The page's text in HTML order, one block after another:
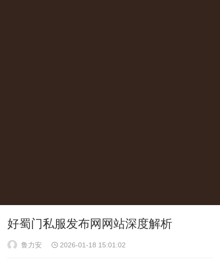
好蜀门私服发布网网站深度解析
鲁力安 2026-01-18 15:01:02